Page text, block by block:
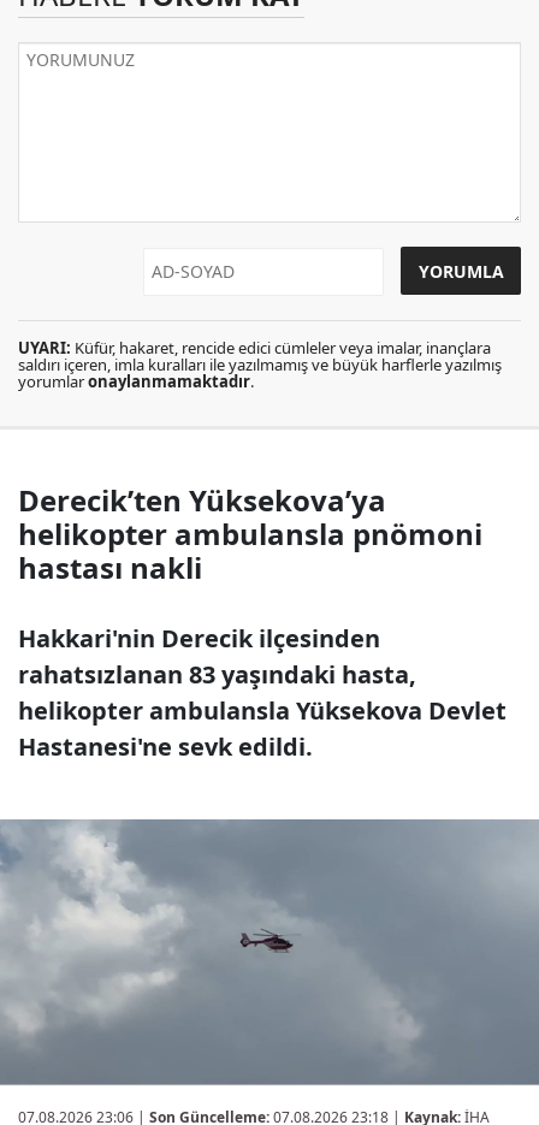
UYARI: Küfür, hakaret, rencide edici cümleler veya imalar, inançlara
saldırı içeren, imla kuralları ile yazılmamış ve büyük harflerle yazılmış
yorumlaronaylanmamaktadır.
Derecik’ten Yüksekova’ya
helikopter ambulansla pnömoni
hastası nakli
Hakkari'nin Derecik ilçesinden
rahatsızlanan 83 yaşındaki hasta,
helikopter ambulansla Yüksekova Devlet
Hastanesi'ne sevk edildi.
07.08.2026 23:06 | Son Güncelleme:07.08.2026 23:18 | Kaynak:İHA